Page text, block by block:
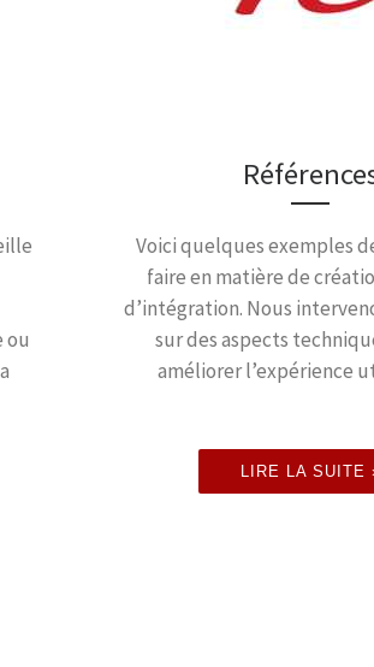
ou
Voici quelques exemples
faire en matière de
d’intégration. Nous
sur des aspects
améliorer l’expérience
LIRE LA SUITE